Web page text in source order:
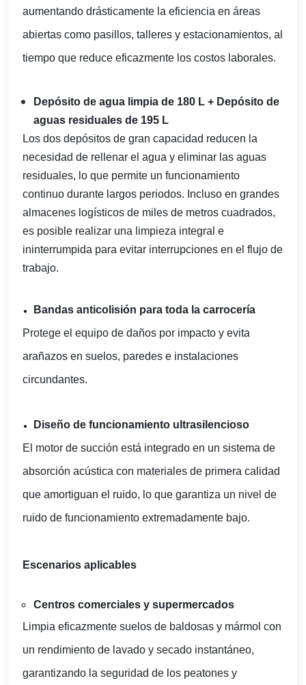
aumentando drásticamente la eficiencia en áreas
abiertas como pasillos, talleres y estacionamientos, al
tiempo que reduce eficazmente los costos laborales.
Depósito de agua limpia de 180 L + Depósito de
aguas residuales de 195 L
Los dos depósitos de gran capacidad reducen la
necesidad de rellenar el agua y eliminar las aguas
residuales, lo que permite un funcionamiento
continuo durante largos periodos. Incluso en grandes
almacenes logísticos de miles de metros cuadrados,
es posible realizar una limpieza integral e
ininterrumpida para evitar interrupciones en el flujo de
trabajo.
Bandas anticolisión para toda la carrocería
Protege el equipo de daños por impacto y evita
arañazos en suelos, paredes e instalaciones
circundantes.
Diseño de funcionamiento ultrasilencioso
El motor de succión está integrado en un sistema de
absorción acústica con materiales de primera calidad
que amortiguan el ruido, lo que garantiza un nivel de
ruido de funcionamiento extremadamente bajo.
Escenarios aplicables
Centros comerciales y supermercados
Limpia eficazmente suelos de baldosas y mármol con
un rendimiento de lavado y secado instantáneo,
garantizando la seguridad de los peatones y